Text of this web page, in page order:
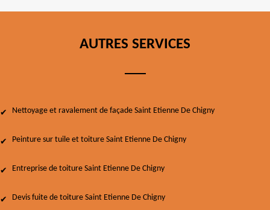
AUTRES SERVICES
Nettoyage et ravalement de façade Saint Etienne De Chigny
Peinture sur tuile et toiture Saint Etienne De Chigny
Entreprise de toiture Saint Etienne De Chigny
Devis fuite de toiture Saint Etienne De Chigny